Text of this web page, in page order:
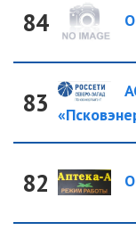
84
83
82